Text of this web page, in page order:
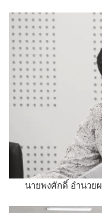
นายพงศักดิ์ อำนวย